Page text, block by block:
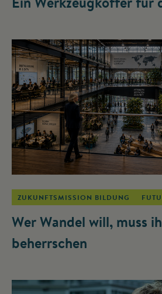
ZUKUNFTSMISSION BILDUNG
Wer Wandel will, muss
beherrschen